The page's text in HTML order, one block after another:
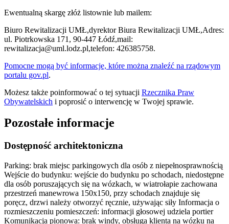
Ewentualną skargę złóż listownie lub mailem:
Biuro Rewitalizacji UMŁ,dyrektor Biura Rewitalizacji UMŁ,Adres:
ul. Piotrkowska 171, 90-447 Łódź,mail:
rewitalizacja@uml.lodz.pl,telefon: 426385758.
Pomocne mogą być informacje, które można znaleźć na rządowym
portalu gov.pl.
Możesz także poinformować o tej sytuacji Rzecznika Praw
Obywatelskich i poprosić o interwencję w Twojej sprawie.
Pozostałe informacje
Dostępność architektoniczna
Parking: brak miejsc parkingowych dla osób z niepełnosprawnością
Wejście do budynku: wejście do budynku po schodach, niedostępne
dla osób poruszających się na wózkach, w wiatrołapie zachowana
przestrzeń manewrowa 150x150, przy schodach znajduje się
poręcz, drzwi należy otworzyć ręcznie, używając siły Informacja o
rozmieszczeniu pomieszczeń: informacji głosowej udziela portier
Komunikacja pionowa: brak windy, obsługa klienta na wózku na